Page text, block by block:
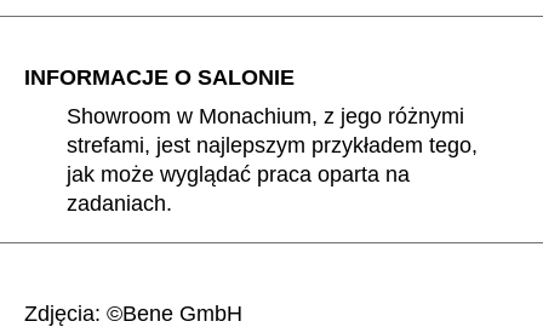
INFORMACJE O SALONIE
Showroom w Monachium, z jego różnymi
strefami, jest najlepszym przykładem tego,
jak może wyglądać praca oparta na
zadaniach.
Zdjęcia: ©Bene GmbH